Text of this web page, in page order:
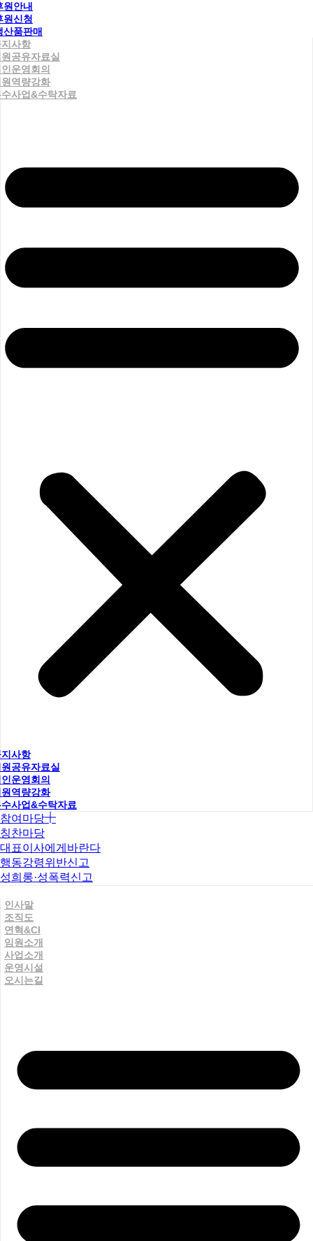
원안내
원신청
산품판매
사항
공유자료실
운영회의
역량강화
사업&수탁자료
사항
공유자료실
운영회의
역량강화
사업&수탁자료
참여마당
칭찬마당
대표이사에게바란다
행동강령위반신고
성희롱·성폭력신고
인사말
조직도
연혁&CI
임원소개
사업소개
운영시설
오시는길